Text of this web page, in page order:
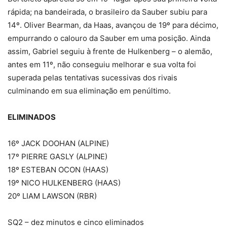
rápida; na bandeirada, o brasileiro da Sauber subiu para
14º. Oliver Bearman, da Haas, avançou de 19º para décimo,
empurrando o calouro da Sauber em uma posição. Ainda
assim, Gabriel seguiu à frente de Hulkenberg – o alemão,
antes em 11º, não conseguiu melhorar e sua volta foi
superada pelas tentativas sucessivas dos rivais
culminando em sua eliminação em penúltimo.
ELIMINADOS
16º JACK DOOHAN (ALPINE)
17º PIERRE GASLY (ALPINE)
18º ESTEBAN OCON (HAAS)
19º NICO HULKENBERG (HAAS)
20º LIAM LAWSON (RBR)
SQ2 – dez minutos e cinco eliminados